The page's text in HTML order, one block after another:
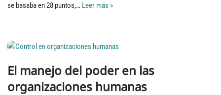
se basaba en 28 puntos,… Leer más »
El manejo del poder en las
organizaciones humanas